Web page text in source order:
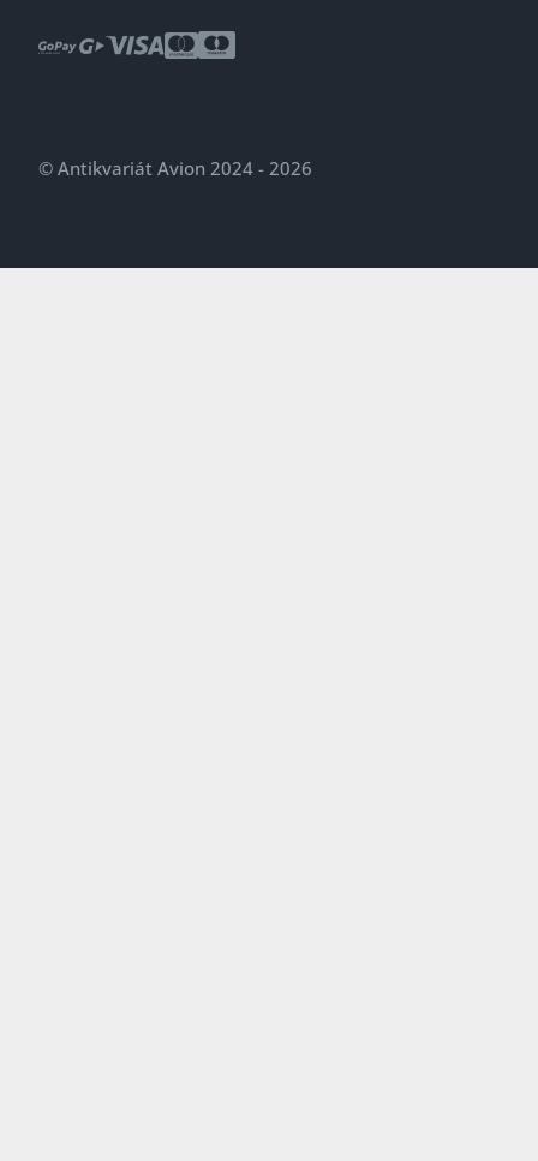
© Antikvariát Avion 2024 - 2026